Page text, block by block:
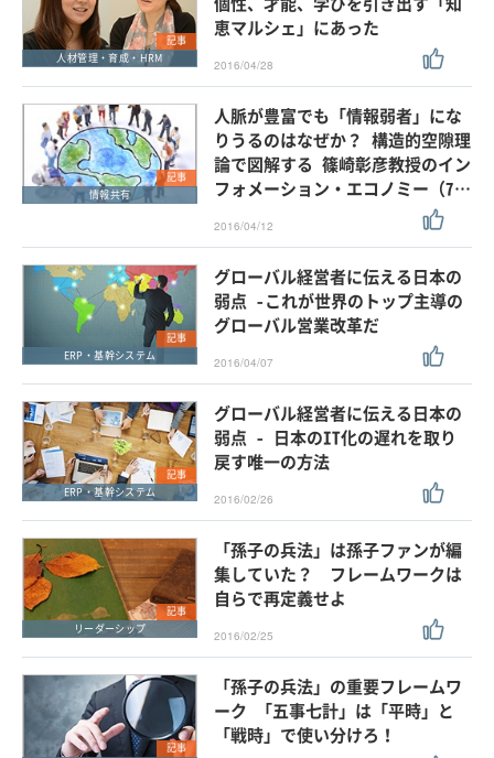
記事
人材管理・育成・HRM
恵マルシェ」にあった
2016/04/28
記事
情報共有
人脈が豊富でも「情報弱者」にな
りうるのはなぜか？ 構造的空隙理
論で図解する 篠崎彰彦教授のイン
フォメーション・エコノミー（7…
2016/04/12
記事
ERP・基幹システム
グローバル経営者に伝える日本の
弱点 -これが世界のトップ主導の
グローバル営業改革だ
2016/04/07
記事
ERP・基幹システム
グローバル経営者に伝える日本の
弱点 - 日本のIT化の遅れを取り
戻す唯一の方法
2016/02/26
記事
リーダーシップ
「孫子の兵法」は孫子ファンが編
集していた？ フレームワークは
自らで再定義せよ
2016/02/25
記事
「孫子の兵法」の重要フレームワ
ーク 「五事七計」は「平時」と
「戦時」で使い分けろ！